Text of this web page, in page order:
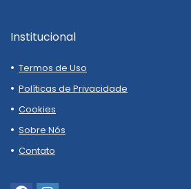
Institucional
Termos de Uso
Políticas de Privacidade
Cookies
Sobre Nós
Contato